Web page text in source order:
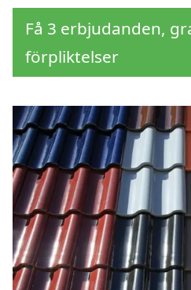
Få 3 erbjudanden,
förpliktelser